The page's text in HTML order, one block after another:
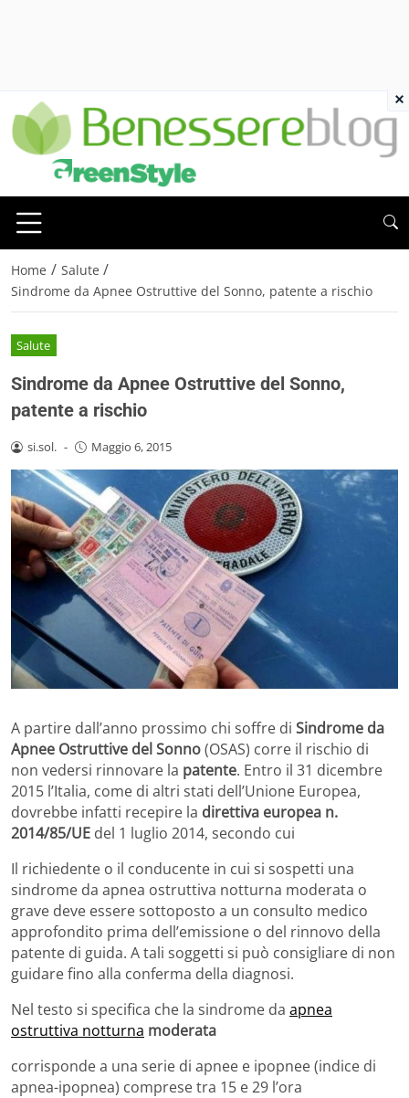
Home / Salute /
Sindrome da Apnee Ostruttive del Sonno, patente a rischio
Salute
Sindrome da Apnee Ostruttive del Sonno,
patente a rischio
si.sol. - Maggio 6, 2015
A partire dall’anno prossimo chi soffre di Sindrome da
Apnee Ostruttive del Sonno(OSAS) corre il rischio di
non vedersi rinnovare la patente. Entro il 31 dicembre
2015 l’Italia, come di altri stati dell’Unione Europea,
dovrebbe infatti recepire la direttiva europea n.
2014/85/UE del 1 luglio 2014, secondo cui
Il richiedente o il conducente in cui si sospetti una
sindrome da apnea ostruttiva notturna moderata o
grave deve essere sottoposto a un consulto medico
approfondito prima dell’emissione o del rinnovo della
patente di guida. A tali soggetti si può consigliare di non
guidare fino alla conferma della diagnosi.
Nel testo si specifica che la sindrome da apnea
ostruttiva notturna moderata
corrisponde a una serie di apnee e ipopnee (indice di
apnea-ipopnea) comprese tra 15 e 29 l’ora
×